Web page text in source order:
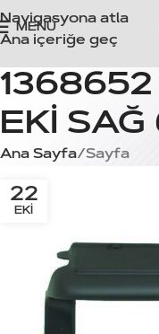
Navigasyona atla
Ana içeriğe geç
MENÜ
1368652
EKİ
Ana Sayfa Sayfa
22
EKI